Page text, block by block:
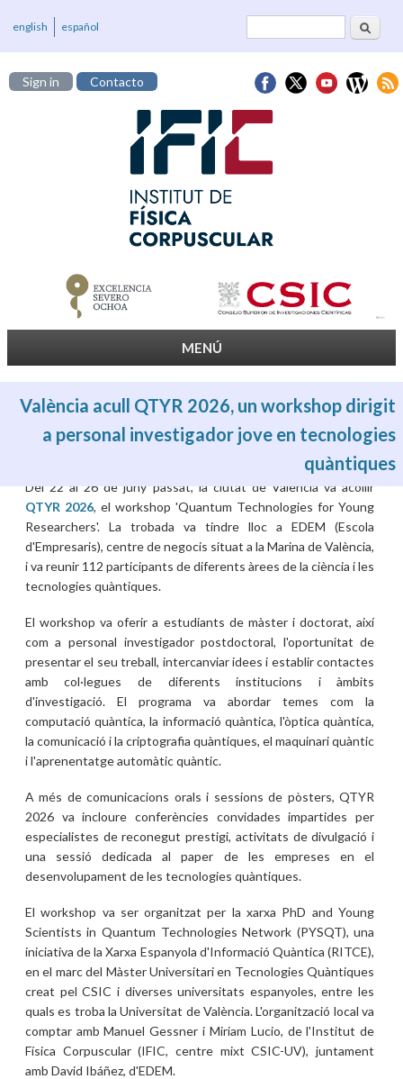
Formulari deCerca
english español
Sign in Contacto
MENÚ
València acull QTYR 2026, un workshop dirigit
a personal investigador jove en tecnologies
quàntiques
Del 22 al 26 de juny passat, la ciutat de València va acollir
QTYR 2026, el workshop 'Quantum Technologies for Young
Researchers'. La trobada va tindre lloc a EDEM (Escola
d'Empresaris), centre de negocis situat a la Marina de València,
i va reunir 112 participants de diferents àrees de la ciència i les
tecnologies quàntiques.
El workshop va oferir a estudiants de màster i doctorat, així
com a personal investigador postdoctoral, l'oportunitat de
presentar el seu treball, intercanviar idees i establir contactes
amb col·legues de diferents institucions i àmbits
d'investigació. El programa va abordar temes com la
computació quàntica, la informació quàntica, l'òptica quàntica,
la comunicació i la criptografia quàntiques, el maquinari quàntic
i l'aprenentatge automàtic quàntic.
A més de comunicacions orals i sessions de pòsters, QTYR
2026 va incloure conferències convidades impartides per
especialistes de reconegut prestigi, activitats de divulgació i
una sessió dedicada al paper de les empreses en el
desenvolupament de les tecnologies quàntiques.
El workshop va ser organitzat per la xarxa PhD and Young
Scientists in Quantum Technologies Network (PYSQT), una
iniciativa de la Xarxa Espanyola d'Informació Quàntica (RITCE),
en el marc del Màster Universitari en Tecnologies Quàntiques
creat pel CSIC i diverses universitats espanyoles, entre les
quals es troba la Universitat de València. L'organització local va
comptar amb Manuel Gessner i Miriam Lucio, de l'Institut de
Física Corpuscular (IFIC, centre mixt CSIC-UV), juntament
amb David Ibáñez, d'EDEM.